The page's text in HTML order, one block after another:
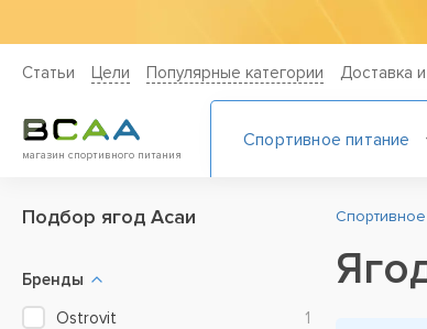
Статьи Цели Популярные категории Доставка
магазин спортивного питания
Спортивное питание
Подбор ягод Асаи
Бренды
Ostrovit
1